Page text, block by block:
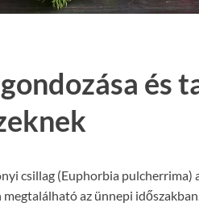
és
csillag (Euphorbia pulcherrima)
az ünnepi